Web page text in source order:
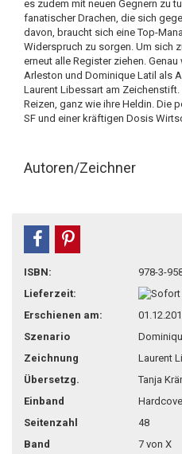
es zudem mit neuen Gegnern zu
fanatischer Drachen, die sich
davon, braucht sich eine Top-
Widerspruch zu sorgen. Um sich
erneut alle Register ziehen.
Arleston und Dominique Latil als
Laurent Libessart am
Reizen, ganz wie ihre Heldin. Die
SF und einer kräftigen Dosis
Autoren/Zeichner
teilen
ISBN:
978-3-
Lieferzeit:
Erschienen am:
Szenario
Zeichnung
Laurent
Übersetzg.
Tanja
Einband
Seitenzahl
48
Band
7 von X